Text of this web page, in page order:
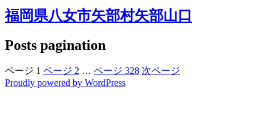
福岡県八女市矢部村矢部山口
Posts pagination
ページ 1 ページ 2 … ページ 328 次ページ
Proudly powered by WordPress